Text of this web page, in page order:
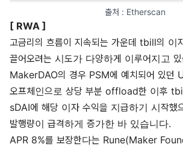
출처 : Etherscan
[ RWA ]
고금리의 흐름이 지속되는 가운데 tbill의 이
끌어오려는 시도가 다양하게 이루어지고
MakerDAO의 경우 PSM에 예치되어 있던
오프체인으로 상당 부분 offload한 이후
sDAI에 해당 이자 수익을 지급하기 시작했
발행량이 급격하게 증가한 바 있습니다.
APR 8%를 보장한다는 Rune(Maker